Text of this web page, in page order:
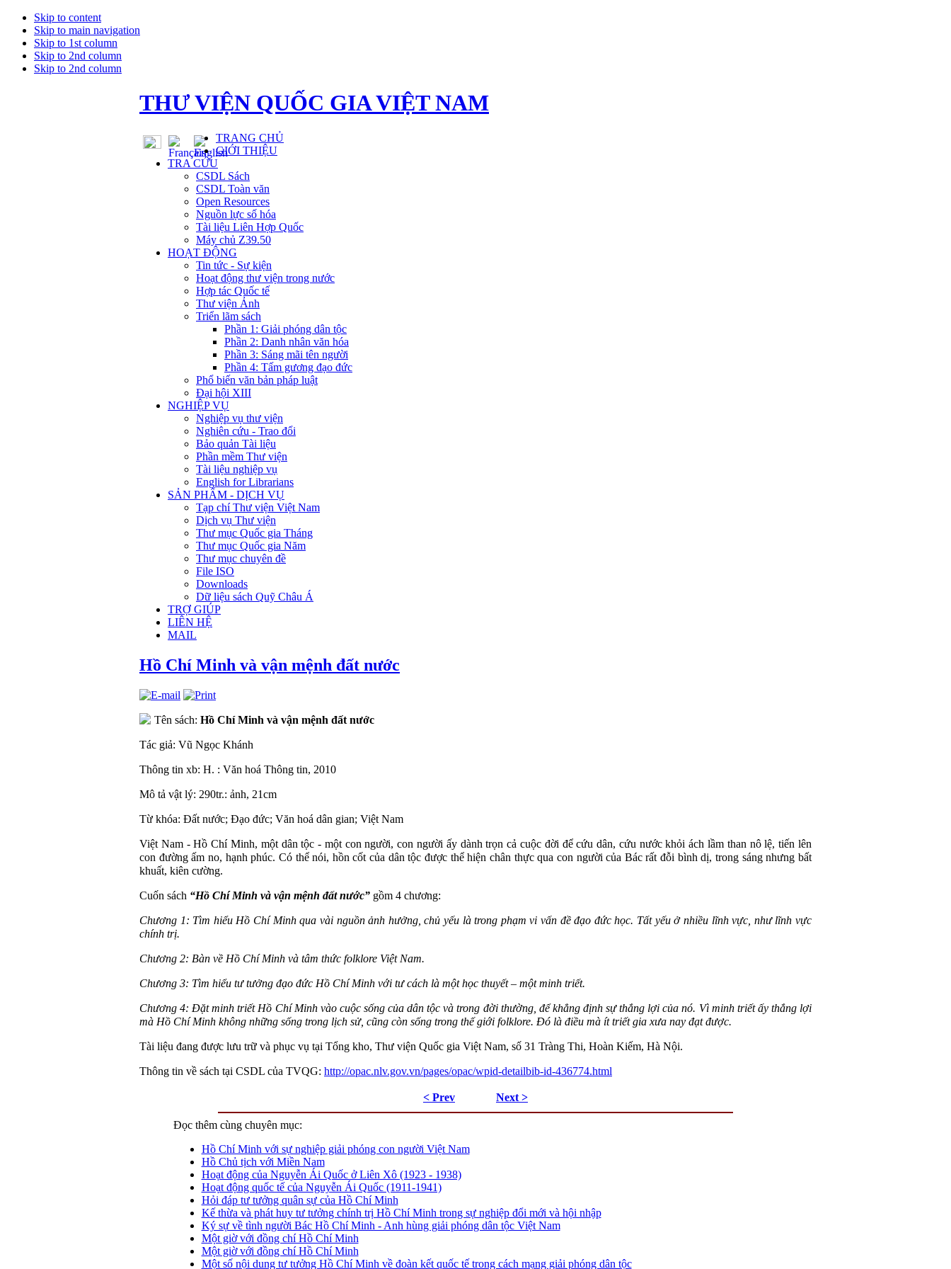
Skip to content
Skip to main navigation
Skip to 1st column
Skip to 2nd column
Skip to 2nd column
THƯ VIỆN QUỐC GIA VIỆT NAM
TRANG CHỦ
GIỚI THIỆU
TRA CỨU
CSDL Sách
CSDL Toàn văn
Open Resources
Nguồn lực số hóa
Tài liệu Liên Hợp Quốc
Máy chủ Z39.50
HOẠT ĐỘNG
Tin tức - Sự kiện
Hoạt động thư viện trong nước
Hợp tác Quốc tế
Thư viện Ảnh
Triển lãm sách
Phần 1: Giải phóng dân tộc
Phần 2: Danh nhân văn hóa
Phần 3: Sáng mãi tên người
Phần 4: Tấm gương đạo đức
Phổ biến văn bản pháp luật
Đại hội XIII
NGHIỆP VỤ
Nghiệp vụ thư viện
Nghiên cứu - Trao đổi
Bảo quản Tài liệu
Phần mềm Thư viện
Tài liệu nghiệp vụ
English for Librarians
SẢN PHẨM - DỊCH VỤ
Tạp chí Thư viện Việt Nam
Dịch vụ Thư viện
Thư mục Quốc gia Tháng
Thư mục Quốc gia Năm
Thư mục chuyên đề
File ISO
Downloads
Dữ liệu sách Quỹ Châu Á
TRỢ GIÚP
LIÊN HỆ
MAIL
Hồ Chí Minh và vận mệnh đất nước
Tên sách: Hồ Chí Minh và vận mệnh đất nước
Tác giả: Vũ Ngọc Khánh
Thông tin xb: H. : Văn hoá Thông tin, 2010
Mô tả vật lý: 290tr.: ảnh, 21cm
Từ khóa: Đất nước; Đạo đức; Văn hoá dân gian; Việt Nam
Việt Nam- Hồ Chí Minh, một dân tộc - một con người, con người ấy dành trọn cả cuộc đời để cứu dân, cứu nước khỏi ách lầm than nô lệ, tiến lên
con đường ấm no, hạnh phúc. Có thể nói, hồn cốt của dân tộc được thể hiện chân thực qua con người của Bác rất đỗi bình dị, trong sáng nhưng bất
khuất, kiên cường.
Cuốn sách “Hồ Chí Minh và vận mệnh đất nước” gồm 4 chương:
Chương 1: Tìm hiểu Hồ Chí Minh qua vài nguồn ảnh hưởng, chủ yếu là trong phạm vi vấn đề đạo đức học. Tất yếu ở nhiều lĩnh vực, như lĩnh vực
chính trị.
Chương 2: Bàn về Hồ Chí Minh và tâm thức folklore Việt Nam.
Chương 3: Tìm hiểu tư tưởng đạo đức Hồ Chí Minh với tư cách là một học thuyết – một minh triết.
Chương 4: Đặt minh triết Hồ Chí Minh vào cuộc sống của dân tộc và trong đời thường, để khẳng định sự thắng lợi của nó. Vì minh triết ấy thắng lợi
mà Hồ Chí Minh không những sống trong lịch sử, cũng còn sống trong thế giới folklore. Đó là điều mà ít triết gia xưa nay đạt được.
Tài liệu đang được lưu trữ và phục vụ tại Tổng kho, Thư viện Quốc gia Việt Nam, số 31 Tràng Thi, Hoàn Kiếm, Hà Nội.
Thông tin về sách tại CSDL của TVQG: http://opac.nlv.gov.vn/pages/opac/wpid-detailbib-id-436774.html
< Prev Next >
Đọc thêm cùng chuyên mục:
Hồ Chí Minh với sự nghiệp giải phóng con người Việt Nam
Hồ Chủ tịch với Miền Nam
Hoạt động của Nguyễn Ái Quốc ở Liên Xô (1923 - 1938)
Hoạt động quốc tế của Nguyễn Ái Quốc (1911-1941)
Hỏi đáp tư tưởng quân sự của Hồ Chí Minh
Kế thừa và phát huy tư tưởng chính trị Hồ Chí Minh trong sự nghiệp đổi mới và hội nhập
Ký sự về tình người Bác Hồ Chí Minh - Anh hùng giải phóng dân tộc Việt Nam
Một giờ với đồng chí Hồ Chí Minh
Một giờ với đồng chí Hồ Chí Minh
Một số nội dung tư tưởng Hồ Chí Minh về đoàn kết quốc tế trong cách mạng giải phóng dân tộc